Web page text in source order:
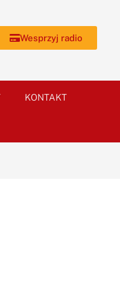
Wesprzyj radio
KONTAKT